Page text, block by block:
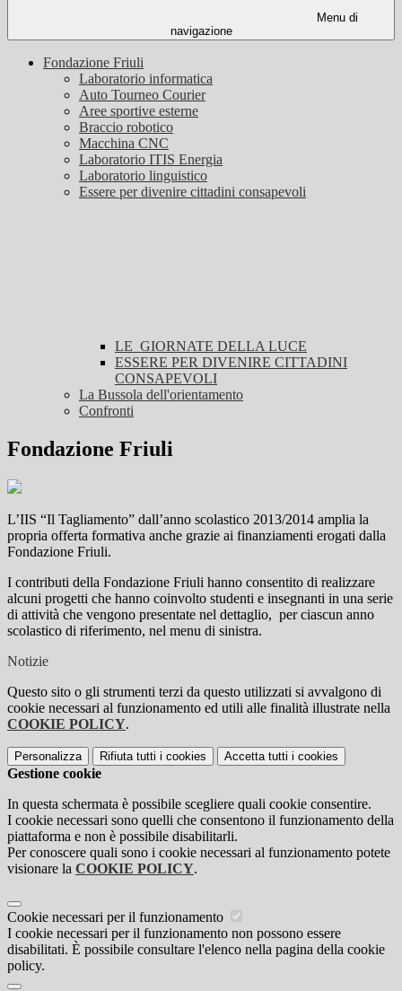
Menu di
navigazione
Fondazione Friuli
Laboratorio informatica
Auto Tourneo Courier
Aree sportive esterne
Braccio robotico
Macchina CNC
Laboratorio ITIS Energia
Laboratorio linguistico
Essere per divenire cittadini consapevoli
LE GIORNATE DELLA LUCE
ESSERE PER DIVENIRE CITTADINI
CONSAPEVOLI
La Bussola dell'orientamento
Confronti
Fondazione Friuli
L’IIS “Il Tagliamento” dall’anno scolastico 2013/2014 amplia la
propria offerta formativa anche grazie ai finanziamenti erogati dalla
Fondazione Friuli.
I contributi della Fondazione Friuli hanno consentito di realizzare
alcuni progetti che hanno coinvolto studenti e insegnanti in una serie
di attività che vengono presentate nel dettaglio, per ciascun anno
scolastico di riferimento, nel menu di sinistra.
Notizie
Questo sito o gli strumenti terzi da questo utilizzati si avvalgono di
cookie necessari al funzionamento ed utili alle finalità illustrate nella
COOKIE POLICY.
Personalizza Rifiuta tutti i cookies Accetta tutti i cookies
Gestione cookie
In questa schermata è possibile scegliere quali cookie consentire.
I cookie necessari sono quelli che consentono il funzionamento della
piattaforma e non è possibile disabilitarli.
Per conoscere quali sono i cookie necessari al funzionamento potete
visionare la COOKIE POLICY.
Cookie necessari per il funzionamento
I cookie necessari per il funzionamento non possono essere
disabilitati. È possibile consultare l'elenco nella pagina della cookie
policy.